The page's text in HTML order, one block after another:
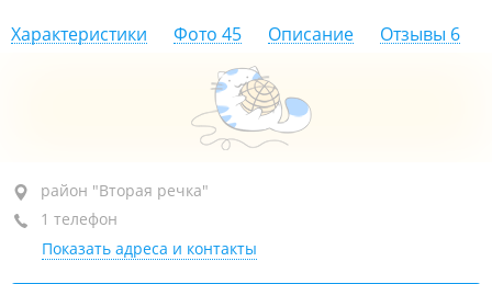
Характеристики Фото 45 Описание Отзывы 6
район "Вторая речка", ул. Русская, 9Б
БЦ "Antenna Building", 1-й этаж
+7 914 977-25-33
район "Вторая речка"
1 телефон
Показать адреса и контакты